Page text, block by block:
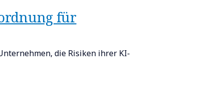
für
die Risiken ihrer KI-